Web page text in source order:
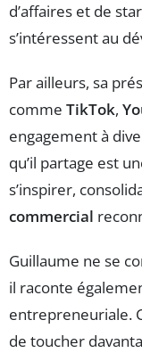
d’affaires et de
s’intéressent au
Par ailleurs, sa
comme TikTok,
engagement à
qu’il partage est
s’inspirer,
commercial
Guillaume ne se
il raconte
entrepreneuriale.
de toucher